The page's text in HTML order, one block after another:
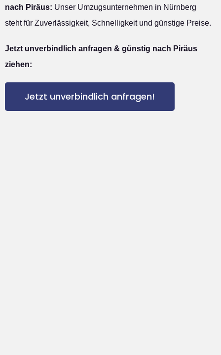
nach Piräus: Unser Umzugsunternehmen in Nürnberg
steht für Zuverlässigkeit, Schnelligkeit und günstige Preise.
Jetzt unverbindlich anfragen & günstig nach Piräus
ziehen:
Jetzt unverbindlich anfragen!